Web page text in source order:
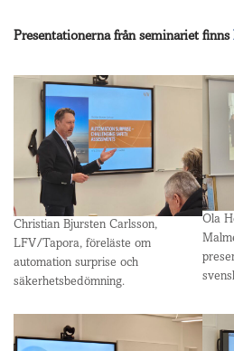
Presentationerna från seminariet finns
Christian Bjursten Carlsson,
LFV/Tapora, föreläste om
automation surprise och
säkerhetsbedömning.
Ola